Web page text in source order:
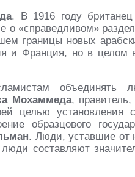
. В 1916 году
«справедливом»
границы новых
и Франция, но в целом
объединять
Мохаммеда,
целью установления
образцового
. Люди, уставшие от
составляют